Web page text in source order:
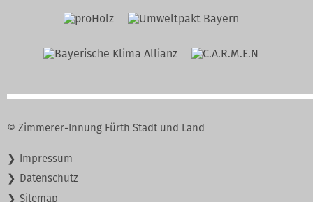
© Zimmerer-Innung Fürth Stadt und Land
Navigation
überspringen
Impressum
Datenschutz
Sitemap